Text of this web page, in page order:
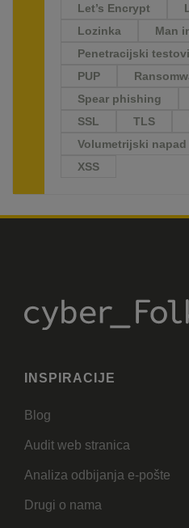
Let’s Encrypt
Lozinka
Man
Penetracijski testovi
PUP
Spear phishing
SSL
TLS
Volumetrijski napad
XSS
INSPIRACIJE
Blog
Audit web stranica
Analiza odbijanja e-pošte
Drugi o nama